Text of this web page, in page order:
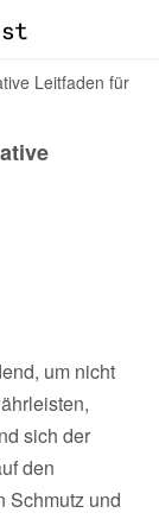
Leitfaden für
um nicht
sich der
den
Schmutz und